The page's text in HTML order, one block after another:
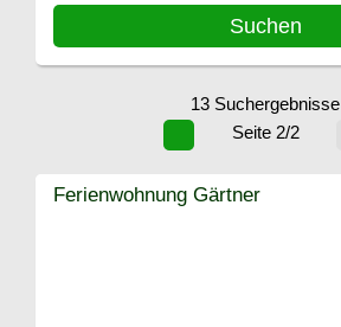
13 Suchergebnisse
Seite 2/2
Ferienwohnung Gärtner